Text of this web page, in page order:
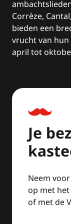
Corrèze,
bieden een
vrucht van hun
april tot
Je
Neem
op met het
of met de